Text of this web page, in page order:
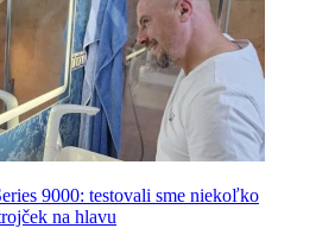
9000: testovali sme niekoľko
na hlavu